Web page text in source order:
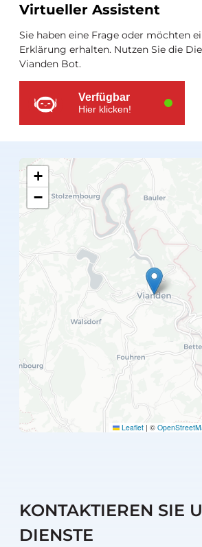
Zusätzliche
Ressourcen
Virtueller Assistent
Sie haben eine Frage oder möchten
Erklärung erhalten. Nutzen Sie die
Vianden Bot.
Verfügbar
Hier klicken!
+
−
Leaflet | ©
KONTAKTIEREN SIE
DIENSTE